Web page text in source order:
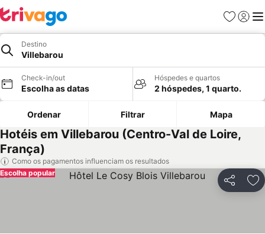
Favoritos
Iniciar
Destino
Villebarou
Check-in/out
Escolha as datas
Hóspedes e quartos
2 hóspedes, 1 quarto.
Ordenar Filtrar Mapa
Hotéis em Villebarou (Centro-Val de Loire,
França)
Como os pagamentos influenciam os resultados
Partilhar
Escolha popular